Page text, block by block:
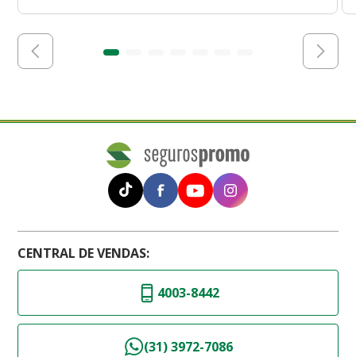
CENTRAL DE VENDAS:
4003-8442
(31) 3972-7086